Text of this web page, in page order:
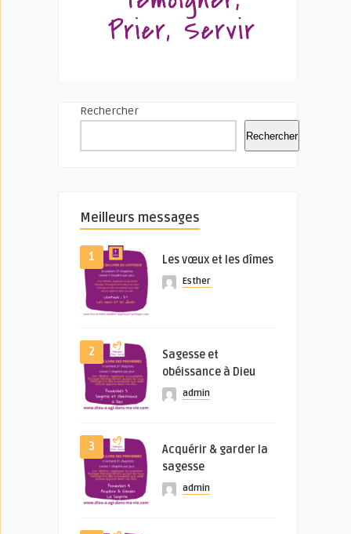
Rechercher
Rechercher
Meilleurs messages
1 Les vœux et les dîmes
Esther
2
Sagesse et
obéissance à Dieu
admin
3
Acquérir & garder la
sagesse
admin